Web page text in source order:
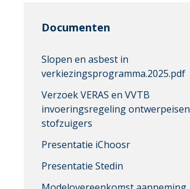
Documenten
Slopen en asbest in
verkiezingsprogramma.2025.pdf
Verzoek VERAS en VVTB
invoeringsregeling ontwerpeisen
stofzuigers
Presentatie iChoosr
Presentatie Stedin